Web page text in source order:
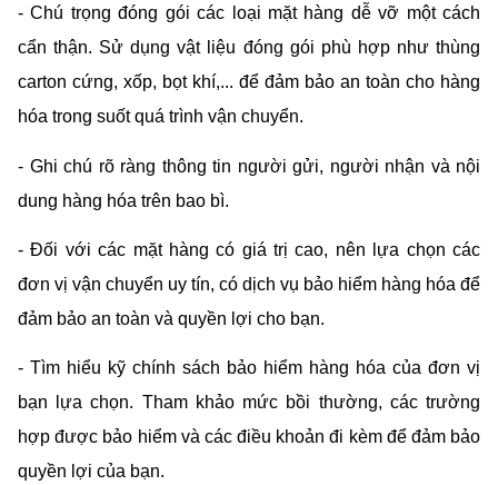
- Chú trọng đóng gói các loại mặt hàng dễ vỡ một cách
cẩn thận. Sử dụng vật liệu đóng gói phù hợp như thùng
carton cứng, xốp, bọt khí,... để đảm bảo an toàn cho hàng
hóa trong suốt quá trình vận chuyển.
- Ghi chú rõ ràng thông tin người gửi, người nhận và nội
dung hàng hóa trên bao bì.
- Đối với các mặt hàng có giá trị cao, nên lựa chọn các
đơn vị vận chuyển uy tín, có dịch vụ bảo hiểm hàng hóa để
đảm bảo an toàn và quyền lợi cho bạn.
- Tìm hiểu kỹ chính sách bảo hiểm hàng hóa của đơn vị
bạn lựa chọn. Tham khảo mức bồi thường, các trường
hợp được bảo hiểm và các điều khoản đi kèm để đảm bảo
quyền lợi của bạn.